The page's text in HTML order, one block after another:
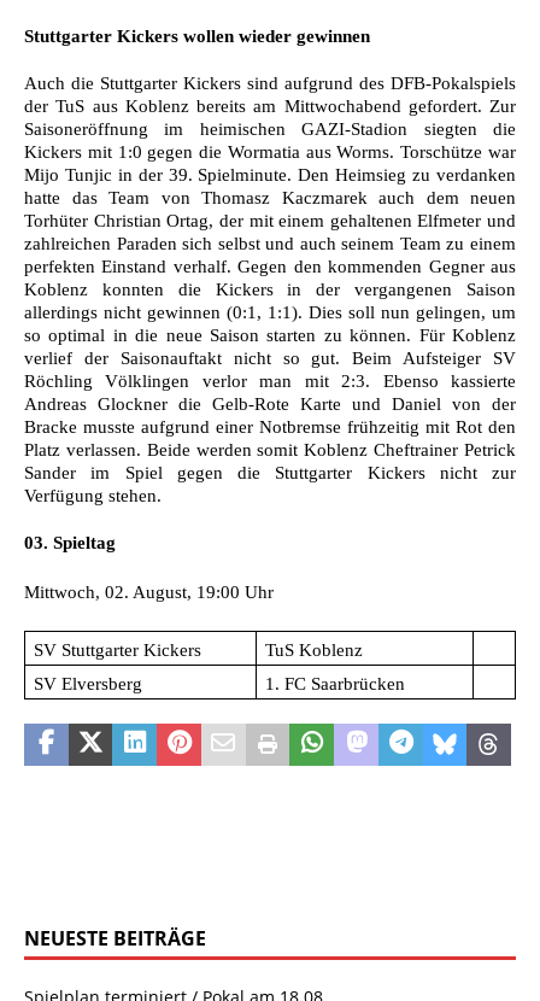
Stuttgarter Kickers wollen wieder gewinnen
Auch die Stuttgarter Kickers sind aufgrund des DFB-Pokalspiels
der TuS aus Koblenz bereits am Mittwochabend gefordert. Zur
Saisoneröffnung im heimischen GAZI-Stadion siegten die
Kickers mit 1:0 gegen die Wormatia aus Worms. Torschütze war
Mijo Tunjic in der 39. Spielminute. Den Heimsieg zu verdanken
hatte das Team von Thomasz Kaczmarek auch dem neuen
Torhüter Christian Ortag, der mit einem gehaltenen Elfmeter und
zahlreichen Paraden sich selbst und auch seinem Team zu einem
perfekten Einstand verhalf. Gegen den kommenden Gegner aus
Koblenz konnten die Kickers in der vergangenen Saison
allerdings nicht gewinnen (0:1, 1:1). Dies soll nun gelingen, um
so optimal in die neue Saison starten zu können. Für Koblenz
verlief der Saisonauftakt nicht so gut. Beim Aufsteiger SV
Röchling Völklingen verlor man mit 2:3. Ebenso kassierte
Andreas Glockner die Gelb-Rote Karte und Daniel von der
Bracke musste aufgrund einer Notbremse frühzeitig mit Rot den
Platz verlassen. Beide werden somit Koblenz Cheftrainer Petrick
Sander im Spiel gegen die Stuttgarter Kickers nicht zur
Verfügung stehen.
03. Spieltag
Mittwoch, 02. August, 19:00 Uhr
SV Stuttgarter Kickers
TuS Koblenz
SV Elversberg
1. FC Saarbrücken
NEUESTE BEITRÄGE